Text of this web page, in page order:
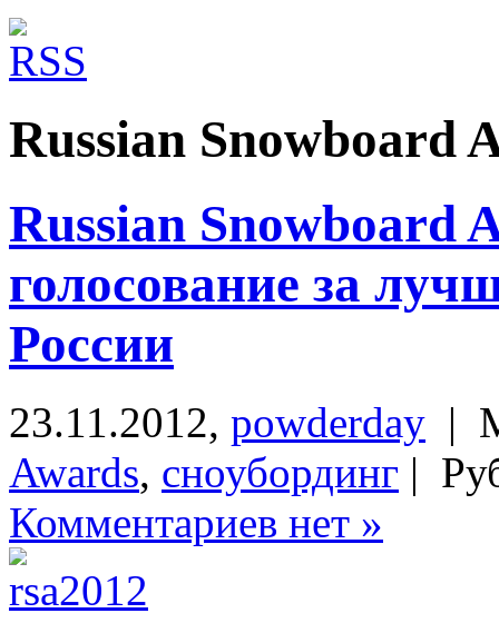
Russian Snowboard
Russian Snowboard
голосование за
России
23.11.2012, powderday |
Awards, сноубординг |
Комментариев нет »